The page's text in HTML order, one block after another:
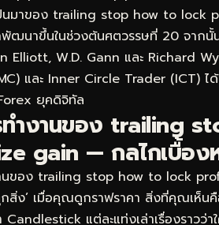
ป็นมาของ trailing stop how to lock
ฒนาขึ้นในช่วงต้นศตวรรษที่ 20 จากนั้
Elliott, W.D. Gann และ Richard
และ Inner Circle Trader (ICT) ไ
ยุคดิจิทัล
ทำงานของ trailing
gain — กลไกเบื้อง
นของ trailing stop how to lock
กสิ่ง’ เมื่อคุณดูกราฟราคา สิ่งที่คุณเห็
Candlestick แต่ละแท่งเล่าเรื่องราวว่